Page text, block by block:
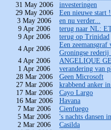
31 May 2006
investeringen
29 May 2006
Een nieuwe start
3 May 2006
en nu verder...
9 Apr 2006
terug naar NL:
9 Apr 2006
terug op Trinidad
4 Apr 2006
Een
Groningse rederij
4 Apr 2006
ANGELIQUE
1 Apr 2006
verandering van
28 Mar 2006
Geen Microsoft
27 Mar 2006
krabbend anker
17 Mar 2006
Cayo Largo
16 Mar 2006
Havana
7 Mar 2006
Cienfuego
5 Mar 2006
's nachts dansen
2 Mar 2006
Casilda